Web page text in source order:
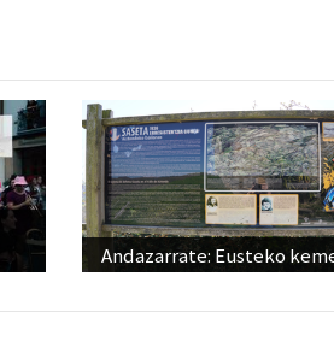
Andazarrate: Eusteko